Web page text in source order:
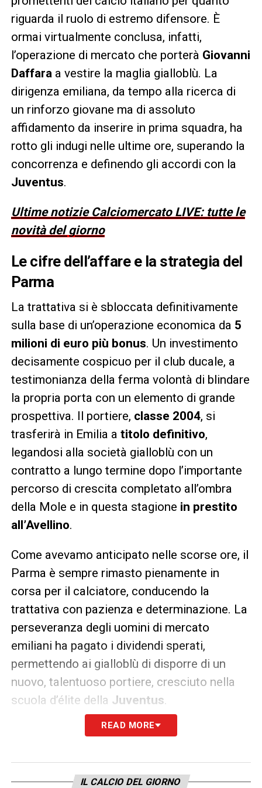
riguarda il ruolo di estremo difensore. È
ormai virtualmente conclusa, infatti,
l’operazione di mercato che porterà Giovanni
Daffara a vestire la maglia gialloblù. La
dirigenza emiliana, da tempo alla ricerca di
un rinforzo giovane ma di assoluto
affidamento da inserire in prima squadra, ha
rotto gli indugi nelle ultime ore, superando la
concorrenza e definendo gli accordi con la
Juventus.
Ultime notizie Calciomercato LIVE: tutte le
novità del giorno
Le cifre dell’affare e la strategia del
Parma
La trattativa si è sbloccata definitivamente
sulla base di un’operazione economica da 5
milioni di euro più bonus. Un investimento
decisamente cospicuo per il club ducale, a
testimonianza della ferma volontà di blindare
la propria porta con un elemento di grande
prospettiva. Il portiere, classe 2004, si
trasferirà in Emilia a titolo definitivo,
legandosi alla società gialloblù con un
contratto a lungo termine dopo l’importante
percorso di crescita completato all’ombra
della Mole e in questa stagione in prestito
all’Avellino.
Come avevamo anticipato nelle scorse ore, il
Parma è sempre rimasto pienamente in
corsa per il calciatore, conducendo la
trattativa con pazienza e determinazione. La
perseveranza degli uomini di mercato
emiliani ha pagato i dividendi sperati,
permettendo ai gialloblù di disporre di un
nuovo, talentuoso portiere, cresciuto nella
scuola d’élite della Juventus.
Separazione dall’asse Juventus-
Un dettaglio estremamente interessante
READ MORE
IL CALCIO DEL GIORNO